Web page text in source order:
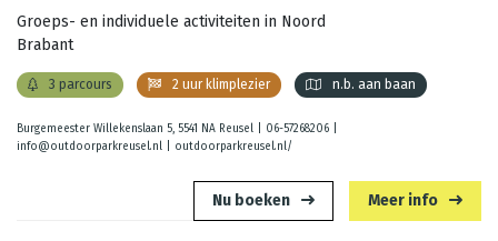
Groeps- en individuele activiteiten in Noord
Brabant
3 parcours 2 uur klimplezier n.b. aan baan
Burgemeester Willekenslaan 5, 5541 NA Reusel | 06-57268206
info@outdoorparkreusel.nl
outdoorparkreusel.nl/
Nu boeken Meer info